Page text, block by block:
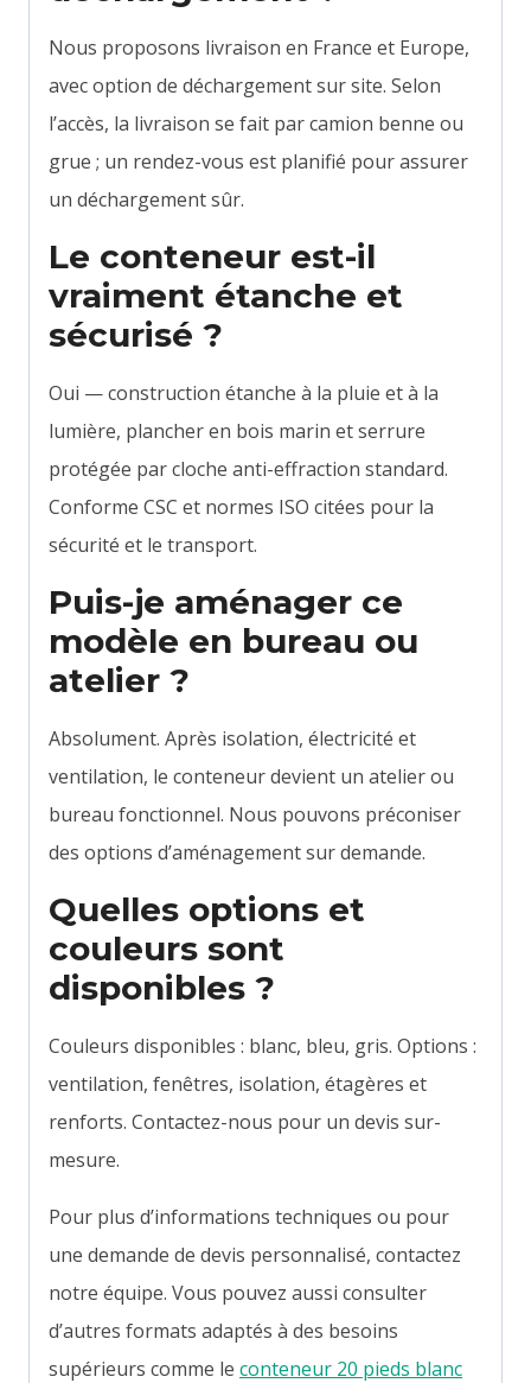
Nous proposons livraison en France et Europe,
avec option de déchargement sur site. Selon
l’accès, la livraison se fait par camion benne ou
grue ; un rendez-vous est planifié pour assurer
un déchargement sûr.
Le conteneur est-il
vraiment étanche et
sécurisé ?
Oui — construction étanche à la pluie et à la
lumière, plancher en bois marin et serrure
protégée par cloche anti-effraction standard.
Conforme CSC et normes ISO citées pour la
sécurité et le transport.
Puis-je aménager ce
modèle en bureau ou
atelier ?
Absolument. Après isolation, électricité et
ventilation, le conteneur devient un atelier ou
bureau fonctionnel. Nous pouvons préconiser
des options d’aménagement sur demande.
Quelles options et
couleurs sont
disponibles ?
Couleurs disponibles : blanc, bleu, gris. Options :
ventilation, fenêtres, isolation, étagères et
renforts. Contactez-nous pour un devis sur-
mesure.
Pour plus d’informations techniques ou pour
une demande de devis personnalisé, contactez
notre équipe. Vous pouvez aussi consulter
d’autres formats adaptés à des besoins
supérieurs comme le conteneur 20 pieds blanc